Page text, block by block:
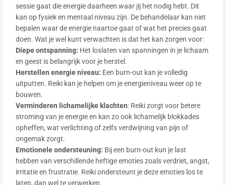
sessie gaat die energie daarheen waar jij het nodig hebt. Dit
kan op fysiek en mentaal niveau zijn. De behandelaar kan niet
bepalen waar de energie naartoe gaat of wat het precies gaat
doen. Wat je wel kunt verwachten is dat het kan zorgen voor:
Diepe ontspanning: Het loslaten van spanningen in je lichaam
en geest is belangrijk voor je herstel.
Herstellen energie niveau: Een burn-out kan je volledig
uitputten. Reiki kan je helpen om je energieniveau weer op te
bouwen.
Verminderen lichamelijke klachten: Reiki zorgt voor betere
stroming van je energie en kan zo ook lichamelijk blokkades
opheffen, wat verlichting of zelfs verdwijning van pijn of
ongemak zorgt.
Emotionele ondersteuning: Bij een burn-out kun je last
hebben van verschillende heftige emoties zoals verdriet, angst,
irritatie en frustratie. Reiki ondersteunt je deze emoties los te
laten, dan wel te verwerken.